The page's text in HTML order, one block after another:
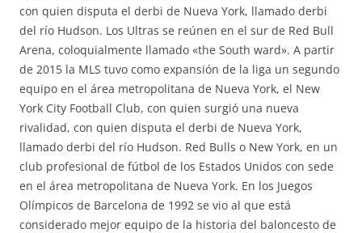
con quien disputa el derbi de Nueva York, llamado derbi
del río Hudson. Los Ultras se reúnen en el sur de Red Bull
Arena, coloquialmente llamado «the South ward». A partir
de 2015 la MLS tuvo como expansión de la liga un segundo
equipo en el área metropolitana de Nueva York, el New
York City Football Club, con quien surgió una nueva
rivalidad, con quien disputa el derbi de Nueva York,
llamado derbi del río Hudson. Red Bulls o New York, en un
club profesional de fútbol de los Estados Unidos con sede
en el área metropolitana de Nueva York. En los Juegos
Olímpicos de Barcelona de 1992 se vio al que está
considerado mejor equipo de la historia del baloncesto de